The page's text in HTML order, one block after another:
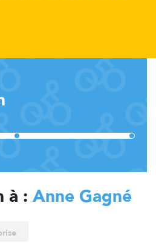
à : Anne Gagné